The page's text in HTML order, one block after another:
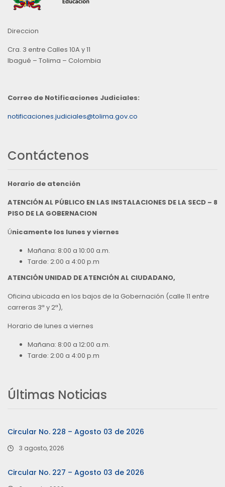
Direccion
Cra. 3 entre Calles 10A y 11
Ibagué – Tolima – Colombia
Correo de Notificaciones Judiciales:
notificaciones.judiciales@tolima.gov.co
Contáctenos
Horario de atención
ATENCIÓN AL PÚBLICO EN LAS INSTALACIONES DE LA SECD – 8
PISO DE LA GOBERNACION
Únicamente los lunes y viernes
Mañana: 8:00 a 10:00 a.m.
Tarde: 2:00 a 4:00 p.m
ATENCIÓN UNIDAD DE ATENCIÓN AL CIUDADANO,
Oficina ubicada en los bajos de la Gobernación (calle 11 entre
carreras 3ª y 2ª),
Horario de lunes a viernes
Mañana: 8:00 a 12:00 a.m.
Tarde: 2:00 a 4:00 p.m
Últimas Noticias
Circular No. 228 – Agosto 03 de 2026
3 agosto, 2026
Circular No. 227 – Agosto 03 de 2026